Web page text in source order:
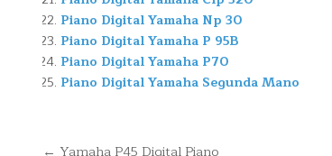
Piano Digital Yamaha Np 30
Piano Digital Yamaha P 95B
Piano Digital Yamaha P70
Piano Digital Yamaha Segunda Mano
← Yamaha P45 Digital Piano